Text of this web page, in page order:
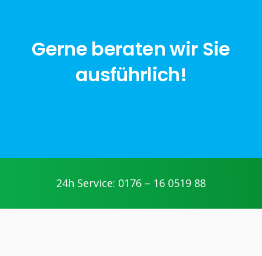
Gerne beraten wir Sie
ausführlich!
24h Service: 0176 – 16 0519 88